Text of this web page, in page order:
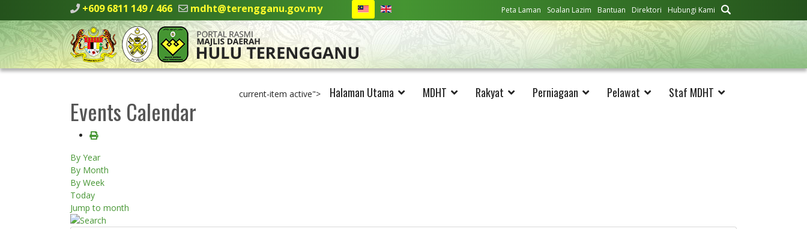
+609 6811 149 / 466 mdht@terengganu.gov.my Peta Laman Soalan Lazim Bantuan Direktori Hubungi Kami
current-item active"> Halaman Utama MDHT Rakyat Perniagaan Pelawat Staf MDHT
Events Calendar
By Year
By Month
By Week
Today
Jump to month